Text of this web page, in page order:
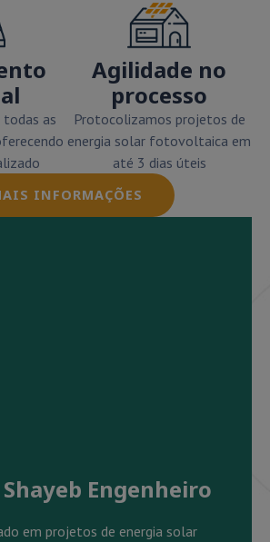
todas as
Agilidade no
processo
Protocolizamos projetos de
energia solar fotovoltaica em
até 3 dias úteis
INFORMAÇÕES
Engenheiro
em projetos de energia solar